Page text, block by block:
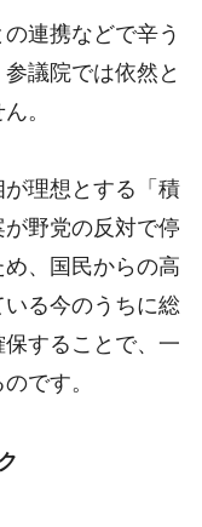
連携などで辛う
議院では依然と
。
理想とする「積
野党の反対で停
、国民からの高
る今のうちに総
することで、一
です。